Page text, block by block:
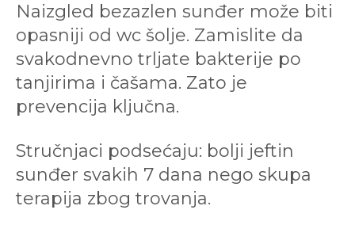
Naizgled bezazlen sunđer može biti
opasniji od wc šolje. Zamislite da
svakodnevno trljate bakterije po
tanjirima i čašama. Zato je
prevencija ključna.
Stručnjaci podsećaju: bolji jeftin
sunđer svakih 7 dana nego skupa
terapija zbog trovanja.